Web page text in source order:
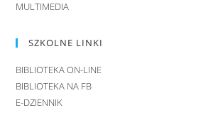
MULTIMEDIA
SZKOLNE LINKI
BIBLIOTEKA ON-LINE
BIBLIOTEKA NA FB
E-DZIENNIK